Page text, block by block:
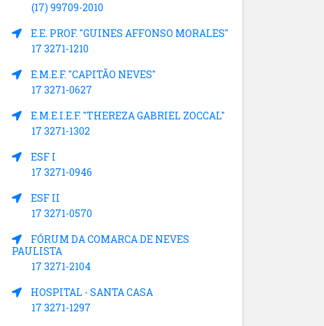
(17) 99709-2010
E.E. PROF. "GUINES AFFONSO MORALES"
17 3271-1210
E.M.E.F. "CAPITÃO NEVES"
17 3271-0627
E.M.E.I.E.F. "THEREZA GABRIEL ZOCCAL"
17 3271-1302
ESF I
17 3271-0946
ESF II
17 3271-0570
FÓRUM DA COMARCA DE NEVES
PAULISTA
17 3271-2104
HOSPITAL - SANTA CASA
17 3271-1297